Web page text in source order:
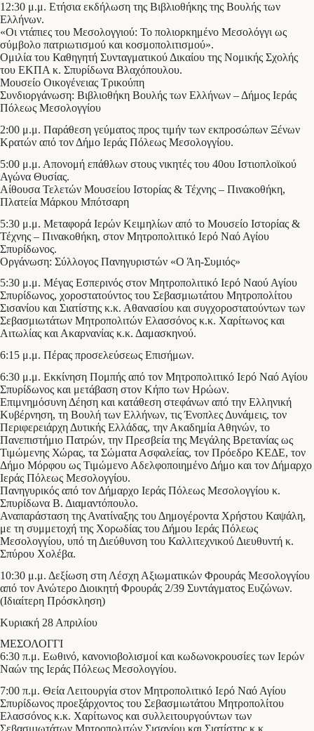
12:30 μ.μ. Ετήσια εκδήλωση της Βιβλιοθήκης της Βουλής των
Ελλήνων.
«Οι ντάπιες του Μεσολογγιού: Το πολιορκημένο Μεσολόγγι ως
σύμβολο πατριωτισμού και κοσμοπολιτισμού».
Ομιλία του Καθηγητή Συνταγματικού Δικαίου της Νομικής Σχολής
του ΕΚΠΑ κ. Σπυρίδωνα Βλαχόπουλου.
Μουσείο Οικογένειας Τρικούπη
Συνδιοργάνωση: Βιβλιοθήκη Βουλής των Ελλήνων – Δήμος Ιεράς
Πόλεως Μεσολογγίου
2:00 μ.μ. Παράθεση γεύματος προς τιμήν των εκπροσώπων Ξένων
Κρατών από τον Δήμο Ιεράς Πόλεως Μεσολογγίου.
5:00 μ.μ. Απονομή επάθλων στους νικητές του 40ου Ιστιοπλοϊκού
Αγώνα Θυσίας.
Αίθουσα Τελετών Μουσείου Ιστορίας & Τέχνης – Πινακοθήκη,
Πλατεία Μάρκου Μπότσαρη
5:30 μ.μ. Μεταφορά Ιερών Κειμηλίων από το Μουσείο Ιστορίας &
Τέχνης – Πινακοθήκη, στον Μητροπολιτικό Ιερό Ναό Αγίου
Σπυρίδωνος.
Οργάνωση: Σύλλογος Πανηγυριστών «Ο Άη-Συμιός»
5:30 μ.μ. Μέγας Εσπερινός στον Μητροπολιτικό Ιερό Ναού Αγίου
Σπυρίδωνος, χοροστατούντος του Σεβασμιωτάτου Μητροπολίτου
Σισανίου και Σιατίστης κ.κ. Αθανασίου και συγχοροστατούντων των
Σεβασμιωτάτων Μητροπολιτών Ελασσόνος κ.κ. Χαρίτωνος και
Αιτωλίας και Ακαρνανίας κ.κ. Δαμασκηνού.
6:15 μ.μ. Πέρας προσελεύσεως Επισήμων.
6:30 μ.μ. Εκκίνηση Πομπής από τον Μητροπολιτικό Ιερό Ναό Αγίου
Σπυρίδωνος και μετάβαση στον Κήπο των Ηρώων.
Επιμνημόσυνη Δέηση και κατάθεση στεφάνων από την Ελληνική
Κυβέρνηση, τη Βουλή των Ελλήνων, τις Ένοπλες Δυνάμεις, τον
Περιφερειάρχη Δυτικής Ελλάδας, την Ακαδημία Αθηνών, το
Πανεπιστήμιο Πατρών, την Πρεσβεία της Μεγάλης Βρετανίας ως
Τιμώμενης Χώρας, τα Σώματα Ασφαλείας, τον Πρόεδρο ΚΕΔΕ, τον
Δήμο Μόρφου ως Τιμώμενο Αδελφοποιημένο Δήμο και τον Δήμαρχο
Ιεράς Πόλεως Μεσολογγίου.
Πανηγυρικός από τον Δήμαρχο Ιεράς Πόλεως Μεσολογγίου κ.
Σπυρίδωνα Β. Διαμαντόπουλο.
Αναπαράσταση της Ανατίναξης του Δημογέροντα Χρήστου Καψάλη,
με τη συμμετοχή της Χορωδίας του Δήμου Ιεράς Πόλεως
Μεσολογγίου, υπό τη Διεύθυνση του Καλλιτεχνικού Διευθυντή κ.
Σπύρου Χολέβα.
10:30 μ.μ. Δεξίωση στη Λέσχη Αξιωματικών Φρουράς Μεσολογγίου
από τον Ανώτερο Διοικητή Φρουράς 2/39 Συντάγματος Ευζώνων.
(Ιδιαίτερη Πρόσκληση)
Κυριακή 28 Απριλίου
ΜΕΣΟΛΟΓΓΙ
6:30 π.μ. Εωθινό, κανονιοβολισμοί και κωδωνοκρουσίες των Ιερών
Ναών της Ιεράς Πόλεως Μεσολογγίου.
7:00 π.μ. Θεία Λειτουργία στον Μητροπολιτικό Ιερό Ναό Αγίου
Σπυρίδωνος προεξάρχοντος του Σεβασμιωτάτου Μητροπολίτου
Ελασσόνος κ.κ. Χαρίτωνος και συλλειτουργούντων των